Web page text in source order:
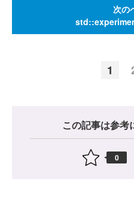
次の
1
この記事は参考
0